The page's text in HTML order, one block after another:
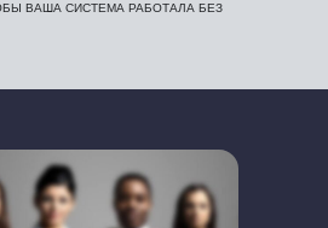
ВАША СИСТЕМА РАБОТАЛА БЕЗ